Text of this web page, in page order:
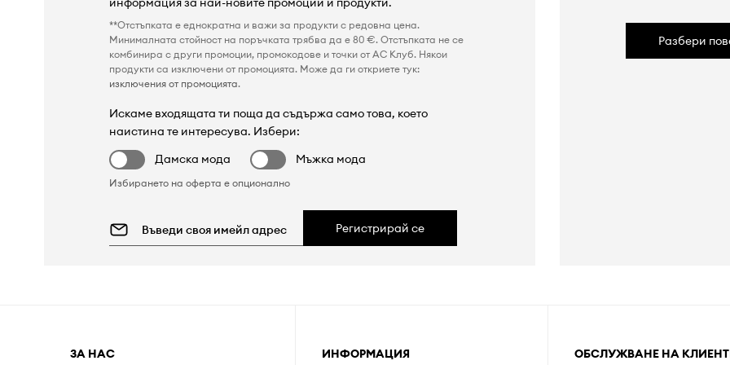
**Отстъпката е еднократна и важи за продукти с редовна цена.
Минималната стойност на поръчката трябва да е 80 €. Отстъпката не се
комбинира с други промоции, промокодове и точки от AC Клуб. Някои
продукти са изключени от промоцията. Може да ги откриете тук:
изключения от промоцията.
Искаме входящата ти поща да съдържа само това, което
наистина те интересува. Избери:
Дамска мода
Мъжка мода
Избирането на оферта е опционално
Регистрирай се
Разбери
ЗА НАС ИНФОРМАЦИЯ ОБСЛУЖВАНЕ НА